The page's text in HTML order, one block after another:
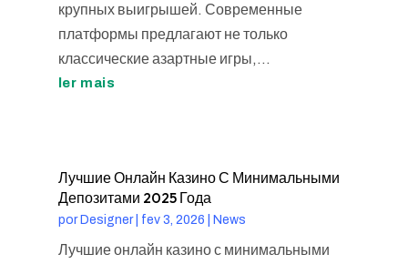
крупных выигрышей. Современные
платформы предлагают не только
классические азартные игры,...
ler mais
Лучшие Онлайн Казино С Минимальными
Депозитами 2025 Года
por Designer| fev 3, 2026 News
Лучшие онлайн казино с минимальными